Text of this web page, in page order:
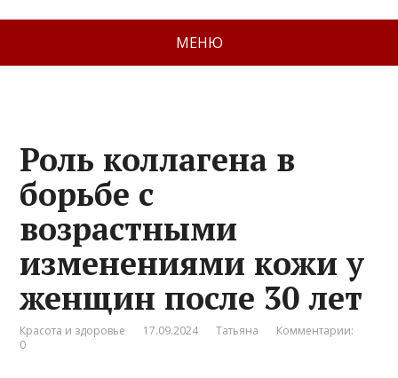
МЕНЮ
Роль коллагена в
борьбе с
возрастными
изменениями кожи у
женщин после 30 лет
Красота и здоровье 17.09.2024 Татьяна
Комментарии:
0